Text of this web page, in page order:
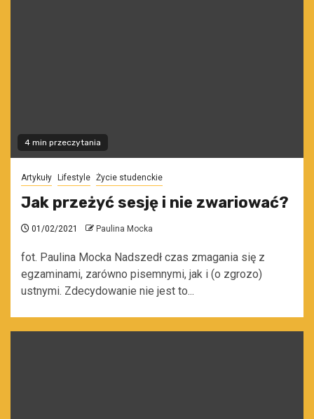
4 min przeczytania
Artykuły Lifestyle Życie studenckie
Jak przeżyć sesję i nie zwariować?
01/02/2021 Paulina Mocka
fot. Paulina Mocka Nadszedł czas zmagania się z
egzaminami, zarówno pisemnymi, jak i (o zgrozo)
ustnymi. Zdecydowanie nie jest to...